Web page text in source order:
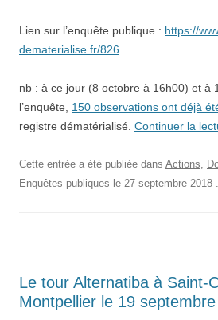
Lien sur l’enquête publique : https://
dematerialise.fr/826
nb : à ce jour (8 octobre à 16h00) et à
l’enquête, 150 observations ont déjà
registre dématérialisé. Continuer la
Cette entrée a été publiée dans Actions,
Enquêtes publiques le 27 septembre 2018 .
Le tour Alternatiba à Saint-
Montpellier le 19